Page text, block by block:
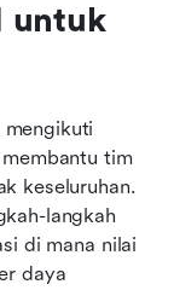
untuk
mengikuti
tim
keseluruhan.
langkah
di mana nilai
daya